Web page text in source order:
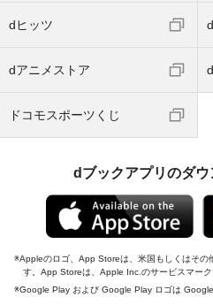
dヒッツ
dアニメストア
ドコモスポーツくじ
dブックアプリのダウ
Appleのロゴ、App Storeは、米国もしくはそ
す。App Storeは、Apple Inc.のサービスマーク
Google Play および Google Play ロゴは Google